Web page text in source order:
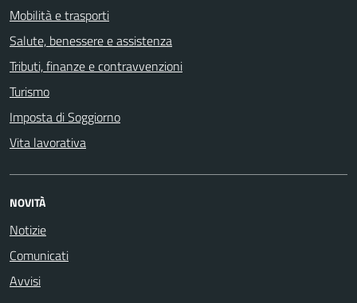
Mobilità e trasporti
Salute, benessere e assistenza
Tributi, finanze e contravvenzioni
Turismo
Imposta di Soggiorno
Vita lavorativa
NOVITÀ
Notizie
Comunicati
Avvisi